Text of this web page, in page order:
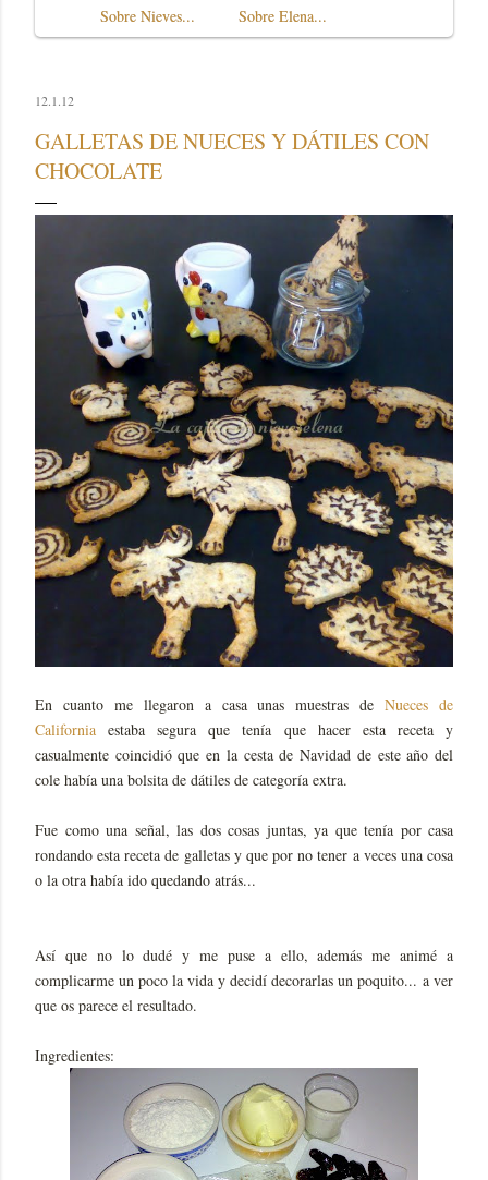
Sobre Nieves...
Sobre Elena...
12.1.12
GALLETAS DE NUECES Y DÁTILES CON
CHOCOLATE
En cuanto me llegaron a casa unas muestras deNueces de
California estaba segura que tenía que hacer esta receta y
casualmente coincidió que en la cesta de Navidad de este año del
cole había una bolsita de dátiles de categoría extra.
Fue como una señal, las dos cosas juntas, ya que tenía por casa
rondando esta receta de galletas y que por no tener a veces una cosa
o la otra había ido quedando atrás...
Así que no lo dudé y me puse a ello, además me animé a
complicarme un poco la vida y decidí decorarlas un poquito... a ver
que os parece el resultado.
Ingredientes: